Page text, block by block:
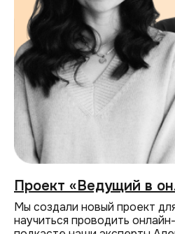
Проект «Ведущий в
Мы создали новый проект
научиться проводить